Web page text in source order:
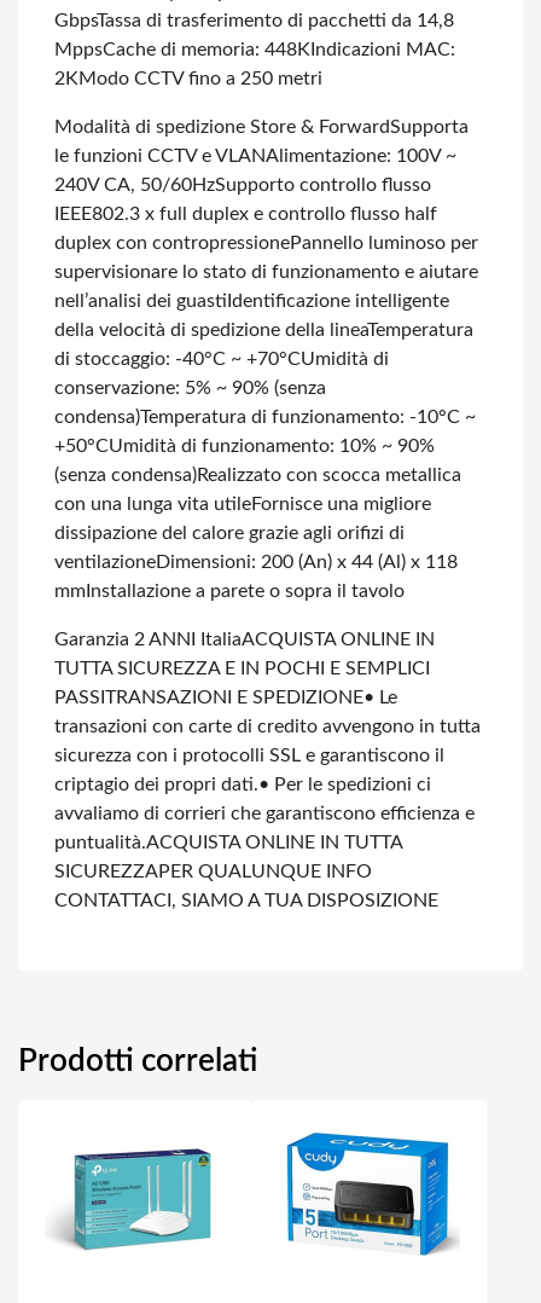
GbpsTassa di trasferimento di pacchetti da 14,8
MppsCache di memoria: 448K Indicazioni MAC:
2KModo CCTV fino a 250 metri
Modalità di spedizione Store & ForwardSupporta
le funzioni CCTV e VLANAlimentazione: 100V ~
240V CA, 50/60HzSupporto controllo flusso
IEEE802.3 x full duplex e controllo flusso half
duplex con contropressionePannello luminoso per
supervisionare lo stato di funzionamento e aiutare
nell’analisi dei guasti Identificazione intelligente
della velocità di spedizione della lineaTemperatura
di stoccaggio: -40°C ~ +70°CUmidità di
conservazione: 5% ~ 90% (senza
condensa)Temperatura di funzionamento: -10°C ~
+50°CUmidità di funzionamento: 10% ~ 90%
(senza condensa)Realizzato con scocca metallica
con una lunga vita utileFornisce una migliore
dissipazione del calore grazie agli orifizi di
ventilazioneDimensioni: 200 (An) x 44 (Al) x 118
mm Installazione a parete o sopra il tavolo
Garanzia 2 ANNI ItaliaACQUISTA ONLINE IN
TUTTA SICUREZZA E IN POCHI E SEMPLICI
PASSI TRANSAZIONI E SPEDIZIONE• Le
transazioni con carte di credito avvengono in tutta
sicurezza con i protocolli SSL e garantiscono il
criptagio dei propri dati.• Per le spedizioni ci
avvaliamo di corrieri che garantiscono efficienza e
puntualità.ACQUISTA ONLINE IN TUTTA
SICUREZZAPER QUALUNQUE INFO
CONTATTACI, SIAMO A TUA DISPOSIZIONE
Prodotti correlati